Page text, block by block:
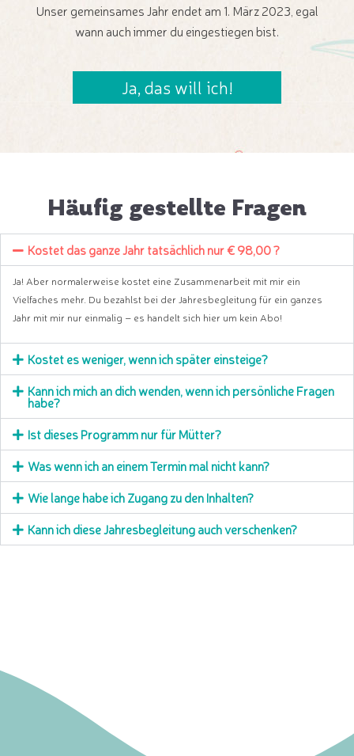
Unser gemeinsames Jahr endet am 1. März 2023, egal
wann auch immer du eingestiegen bist.
Ja, das will ich!
Häufig gestellte Fragen
Kostet das ganze Jahr tatsächlich nur € 98,00 ?
Ja! Aber normalerweise kostet eine Zusammenarbeit mit mir ein
Vielfaches mehr. Du bezahlst bei der Jahresbegleitung für ein ganzes
Jahr mit mir nur einmalig – es handelt sich hier um kein Abo!
Kostet es weniger, wenn ich später einsteige?
Kann ich mich an dich wenden, wenn ich persönliche Fragen
habe?
Ist dieses Programm nur für Mütter?
Was wenn ich an einem Termin mal nicht kann?
Wie lange habe ich Zugang zu den Inhalten?
Kann ich diese Jahresbegleitung auch verschenken?